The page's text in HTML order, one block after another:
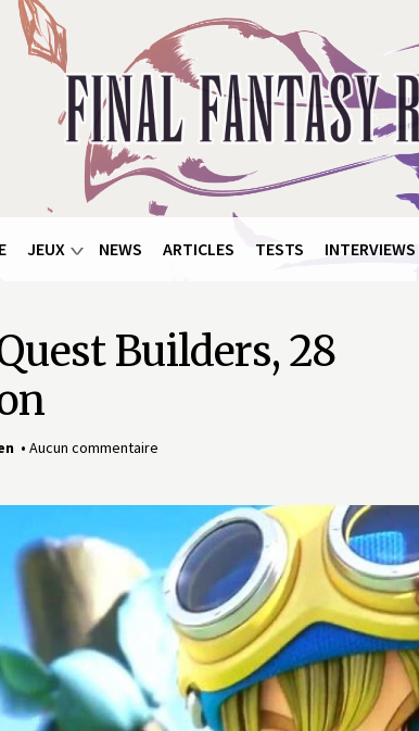
JEUX NEWS ARTICLES TESTS INTERVIEWS
Builders, 28
Aucun commentaire